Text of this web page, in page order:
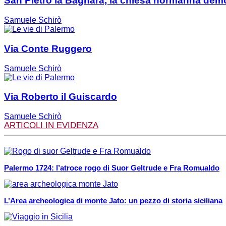
Samuele Schirò
Via Conte Ruggero
Samuele Schirò
Via Roberto il Guiscardo
Samuele Schirò
ARTICOLI IN EVIDENZA
Palermo 1724: l’atroce rogo di Suor Geltrude e Fra Romualdo
L’Area archeologica di monte Jato: un pezzo di storia siciliana